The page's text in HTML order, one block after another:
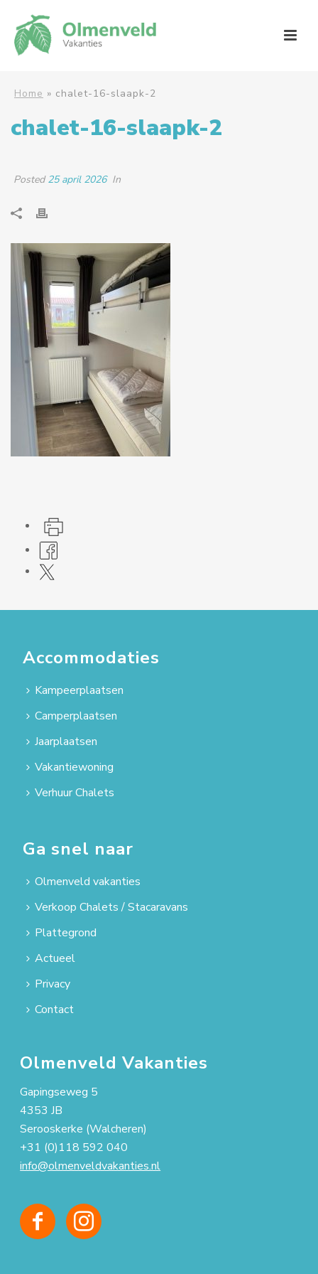
Home » chalet-16-slaapk-2
chalet-16-slaapk-2
Posted25 april 2026 In
Accommodaties
Kampeerplaatsen
Camperplaatsen
Jaarplaatsen
Vakantiewoning
Verhuur Chalets
Ga snel naar
Olmenveld vakanties
Verkoop Chalets / Stacaravans
Plattegrond
Actueel
Privacy
Contact
Olmenveld Vakanties
Gapingseweg 5
4353 JB
Serooskerke (Walcheren)
+31 (0)118 592 040
info@olmenveldvakanties.nl